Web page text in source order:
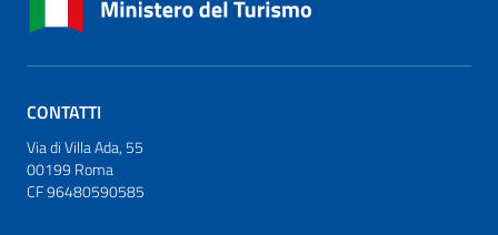
CONTATTI
Via di Villa Ada, 55
00199 Roma
CF 96480590585